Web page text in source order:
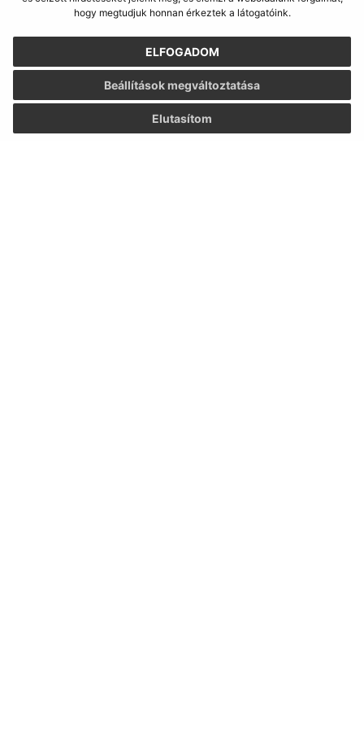
hogy megtudjuk honnan érkeztek a látogatóink.
ELFOGADOM
Elutasítom
Beállítások megváltoztatása
IČO: 00331724